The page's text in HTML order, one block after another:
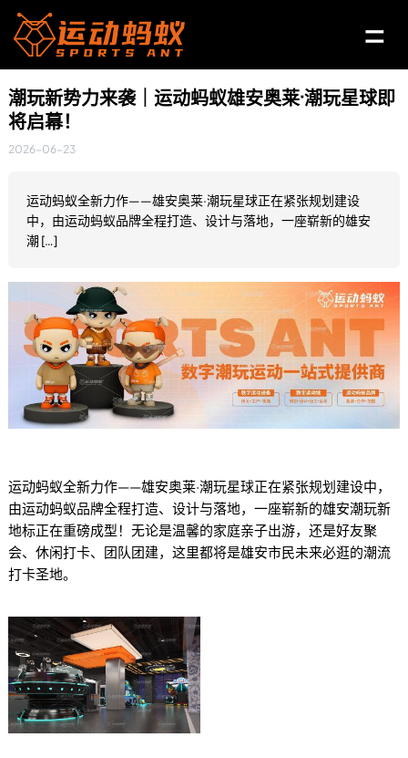
潮玩新势力来袭｜运动蚂蚁雄安奥莱·潮玩星球即
将启幕！
2026-06-23
运动蚂蚁全新力作——雄安奥莱·潮玩星球正在紧张规划建设
中，由运动蚂蚁品牌全程打造、设计与落地，一座崭新的雄安
潮 […]
运动蚂蚁全新力作——雄安奥莱·潮玩星球正在紧张规划建设中，
由运动蚂蚁品牌全程打造、设计与落地，一座崭新的雄安潮玩新
地标正在重磅成型！无论是温馨的家庭亲子出游，还是好友聚
会、休闲打卡、团队团建，这里都将是雄安市民未来必逛的潮流
打卡圣地。